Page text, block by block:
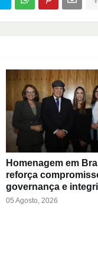
Homenagem em
reforça
governança e
05 Agosto, 2026